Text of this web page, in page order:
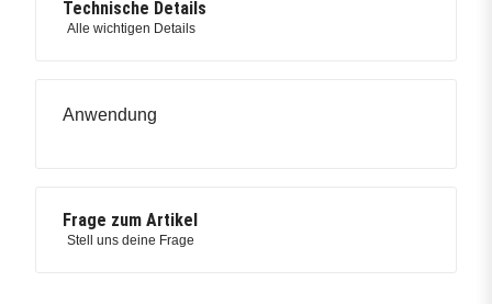
Technische Details
Alle wichtigen Details
Anwendung
Frage zum Artikel
Stell uns deine Frage